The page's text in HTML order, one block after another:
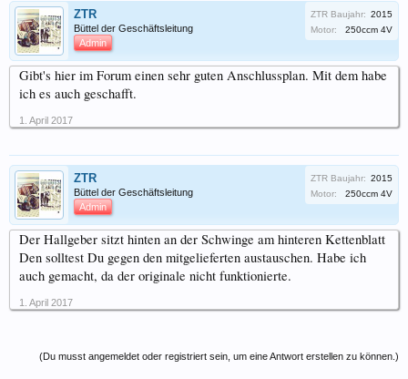
ZTR
Büttel der Geschäftsleitung
Admin
ZTR Baujahr: 2015
Motor:
250ccm 4V
Gibt's hier im Forum einen sehr guten Anschlussplan. Mit dem habe
ich es auch geschafft.
1. April 2017
ZTR
Büttel der Geschäftsleitung
Admin
ZTR Baujahr: 2015
Motor:
250ccm 4V
Der Hallgeber sitzt hinten an der Schwinge am hinteren Kettenblatt
Den solltest Du gegen den mitgelieferten austauschen. Habe ich
auch gemacht, da der originale nicht funktionierte.
1. April 2017
(Du musst angemeldet oder registriert sein, um eine Antwort erstellen zu können.)